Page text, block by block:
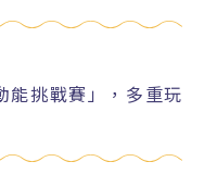
能挑戰賽」，多重玩